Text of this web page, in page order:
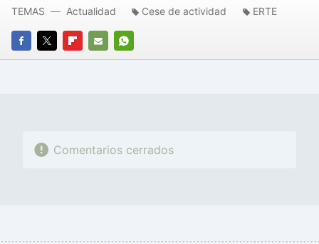
FACEBOOK
TWITTERFLIPBOARD
E-
WHATSAPP
TEMAS Actualidad Cese de actividad ERTE
Comentarios cerrados